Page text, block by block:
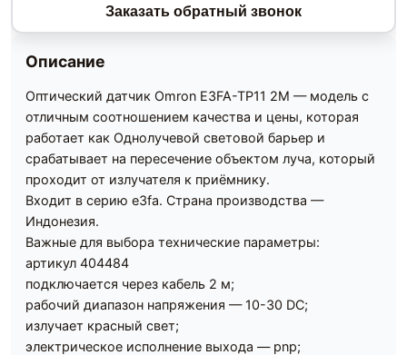
Заказать обратный звонок
Описание
Оптический датчик Omron E3FA-TP11 2M — модель с
отличным соотношением качества и цены, которая
работает как Однолучевой световой барьер и
срабатывает на пересечение объектом луча, который
проходит от излучателя к приёмнику.
Входит в серию e3fa. Страна производства —
Индонезия.
Важные для выбора технические параметры:
артикул 404484
подключается через кабель 2 м;
рабочий диапазон напряжения — 10-30 DC;
излучает красный свет;
электрическое исполнение выхода — pnp;